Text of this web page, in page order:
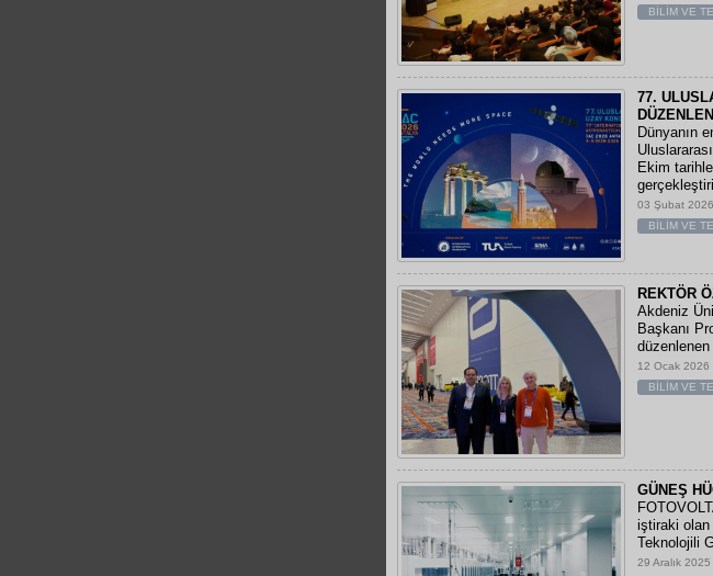
BİLİM VE
77.
Dünyanın
Ekim
03 Şubat
BİLİM VE
REKTÖR
Akdeniz
Başkanı
düzenlenen
12 Ocak 2026
BİLİM VE
GÜNEŞ
iştiraki
Teknolojili
29 Aralık